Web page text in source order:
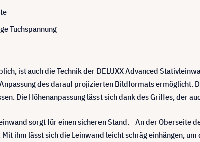
Tuchspannung
ist auch die Technik der DELUXX Advanced
des darauf projizierten Bildformats ermöglicht.
Die Höhenanpassung lässt sich dank des Griffes, der
sorgt für einen sicheren Stand. An der Oberseite
ihm lässt sich die Leinwand leicht schräg einhängen,